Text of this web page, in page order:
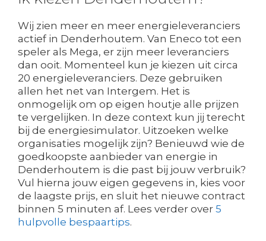
Wij zien meer en meer energieleveranciers
actief in Denderhoutem. Van Eneco tot een
speler als Mega, er zijn meer leveranciers
dan ooit. Momenteel kun je kiezen uit circa
20 energieleveranciers. Deze gebruiken
allen het net van Intergem. Het is
onmogelijk om op eigen houtje alle prijzen
te vergelijken. In deze context kun jij terecht
bij de energiesimulator. Uitzoeken welke
organisaties mogelijk zijn? Benieuwd wie de
goedkoopste aanbieder van energie in
Denderhoutem is die past bij jouw verbruik?
Vul hierna jouw eigen gegevens in, kies voor
de laagste prijs, en sluit het nieuwe contract
binnen 5 minuten af. Lees verder over 5
hulpvolle bespaartips.